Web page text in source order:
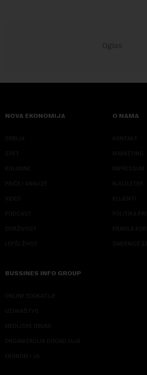
NOVA EKONOMIJA
SRBIJA
SVET
KOLUMNE
PRIČE I ANALIZE
VIDEO
PODCAST
ODRŽIVOST
LEPŠI ŽIVOT
O NAMA
KONTAKT
MARKETING
IMPRESSUM
NJUZLETER
KLIJENTI
POLITIKA
PRAVILA
SMERNICE
BUSSINES INFO GROUP
ONLINE EDUKACIJE
IZDAVAŠTVO
MEDIJSKE OBUKE
ORGANIZACIJA DOGADJAJA
EKONOM I JA